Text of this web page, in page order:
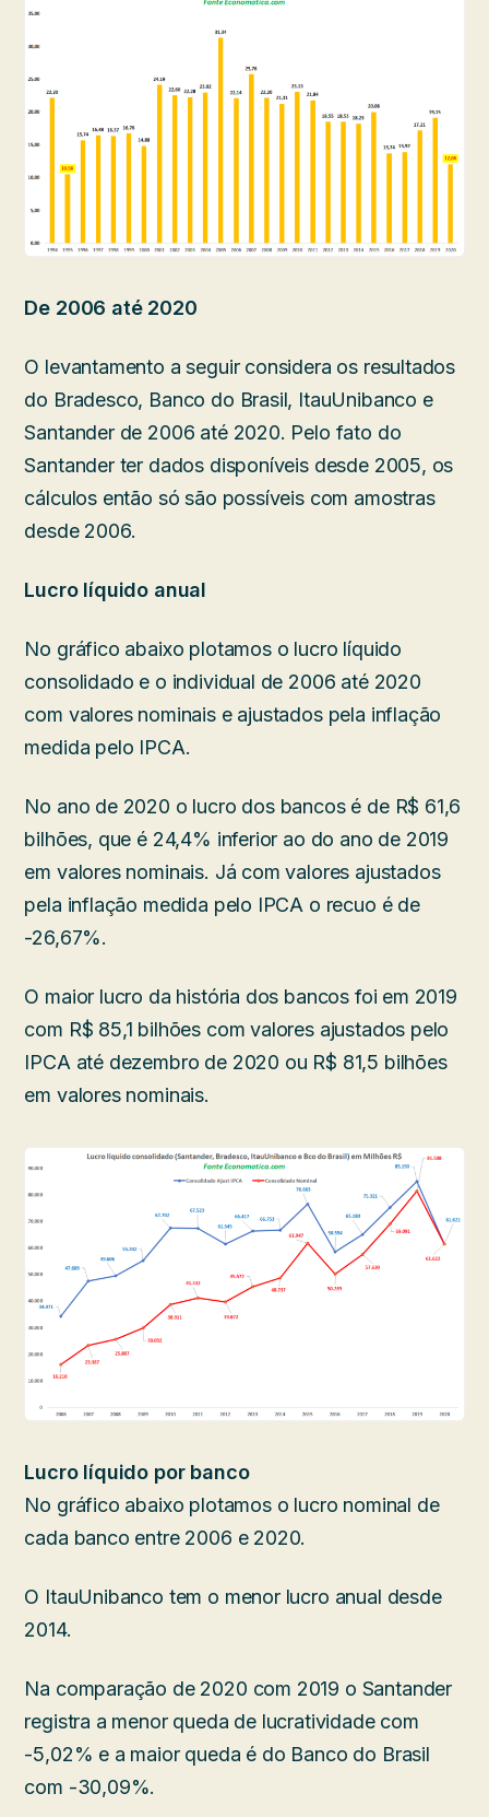
De 2006 até 2020
O levantamento a seguir considera os resultados
do Bradesco, Banco do Brasil, ItauUnibanco e
Santander de 2006 até 2020. Pelo fato do
Santander ter dados disponíveis desde 2005, os
cálculos então só são possíveis com amostras
desde 2006.
Lucro líquido anual
No gráfico abaixo plotamos o lucro líquido
consolidado e o individual de 2006 até 2020
com valores nominais e ajustados pela inflação
medida pelo IPCA.
No ano de 2020 o lucro dos bancos é de R$ 61,6
bilhões, que é 24,4% inferior ao do ano de 2019
em valores nominais. Já com valores ajustados
pela inflação medida pelo IPCA o recuo é de
-26,67%.
O maior lucro da história dos bancos foi em 2019
com R$ 85,1 bilhões com valores ajustados pelo
IPCA até dezembro de 2020 ou R$ 81,5 bilhões
em valores nominais.
Lucro líquido por banco
No gráfico abaixo plotamos o lucro nominal de
cada banco entre 2006 e 2020.
O ItauUnibanco tem o menor lucro anual desde
2014.
Na comparação de 2020 com 2019 o Santander
registra a menor queda de lucratividade com
-5,02% e a maior queda é do Banco do Brasil
com -30,09%.